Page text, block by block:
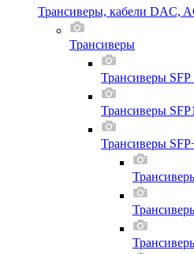
Трансиверы, кабели DAC,
Трансиверы
Трансиверы SFP
Трансиверы
Трансиверы